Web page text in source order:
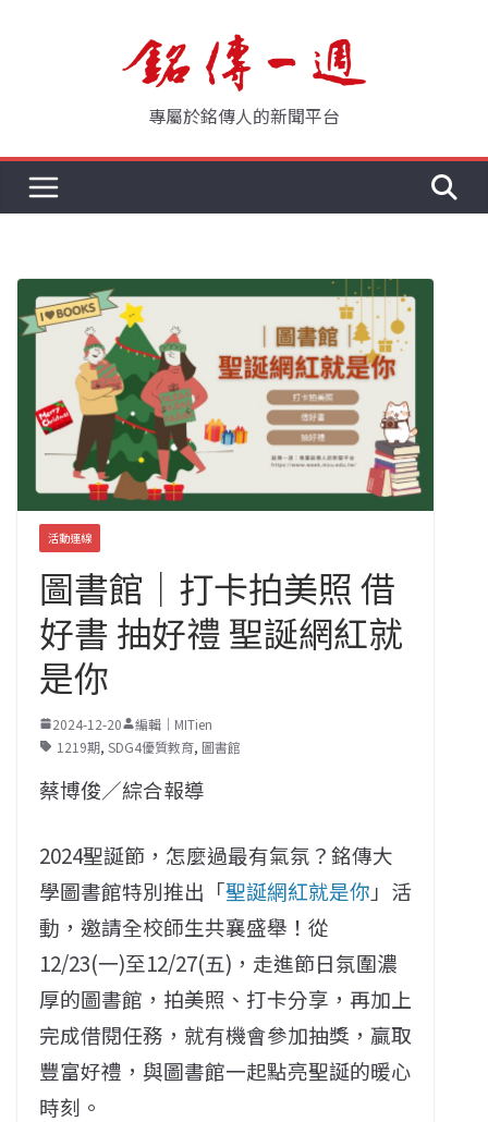
專屬於銘傳人的新聞平台
活動連線
圖書館｜打卡拍美照 借
好書 抽好禮 聖誕網紅就
是你
2024-12-20
編輯｜MITien
1219期, SDG4優質教育, 圖書館
蔡博俊／綜合報導
2024聖誕節，怎麼過最有氣氛？銘傳大
學圖書館特別推出「聖誕網紅就是你 」活
動，邀請全校師生共襄盛舉！從
12/23(一)至12/27(五)，走進節日氛圍濃
厚的圖書館，拍美照、打卡分享，再加上
完成借閱任務，就有機會參加抽獎，贏取
豐富好禮，與圖書館一起點亮聖誕的暖心
時刻。